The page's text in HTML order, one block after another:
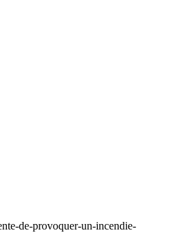
de-provoquer-un-incendie-